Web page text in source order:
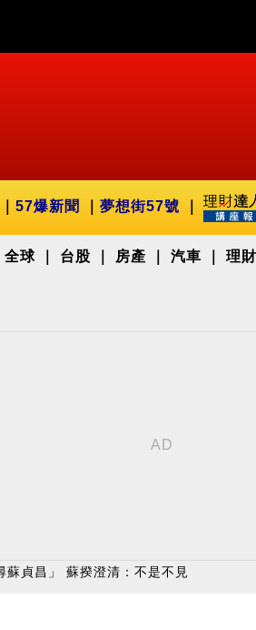
57爆新聞 夢想街57號
全球 台股 房產 汽車 理財
蘇貞昌」 蘇揆澄清：不是不見